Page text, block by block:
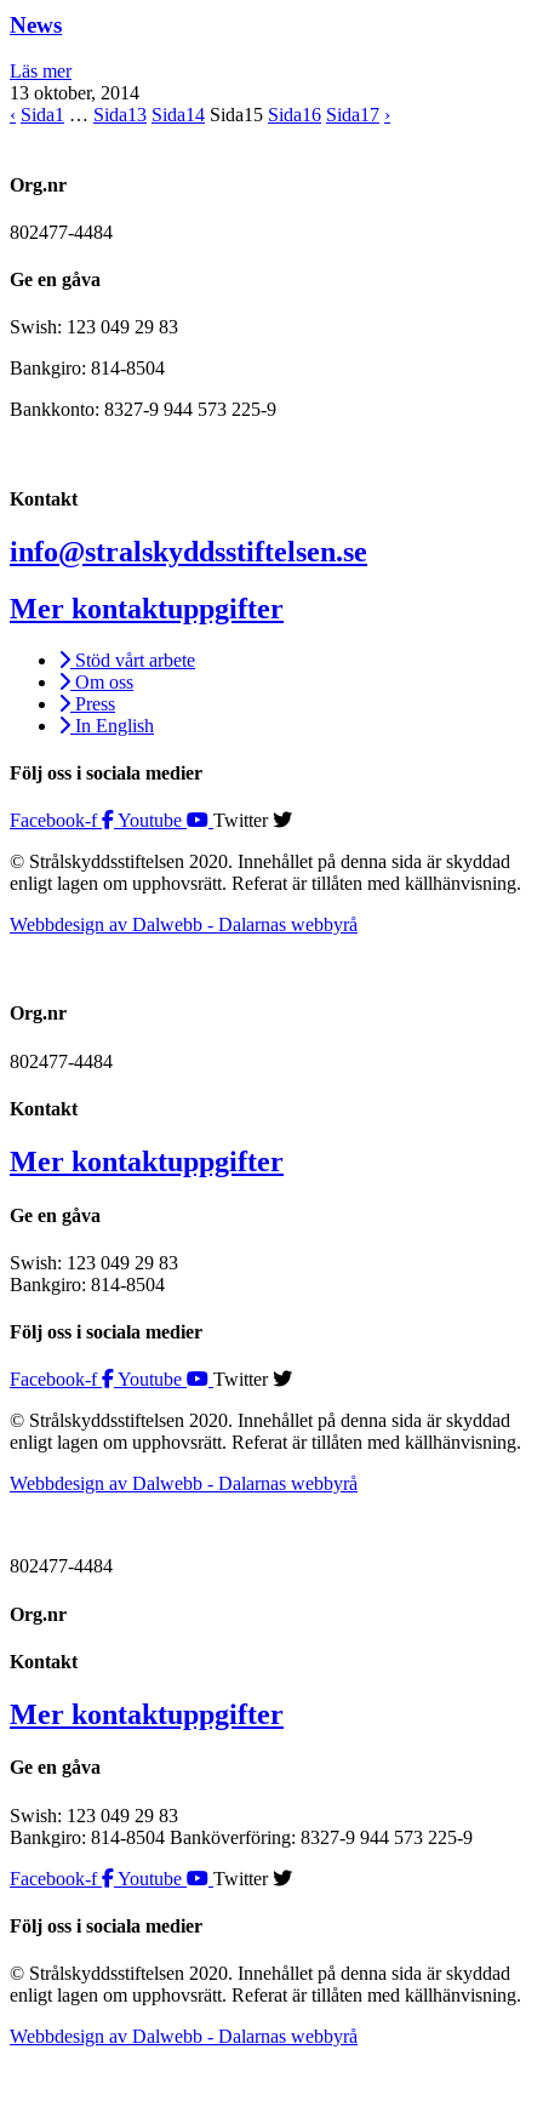
News
Läs mer
13 oktober, 2014
‹ Sida1 … Sida13 Sida14 Sida15 Sida16 Sida17 ›
Org.nr
802477-4484
Ge en gåva
Swish: 123 049 29 83
Bankgiro: 814-8504
Bankkonto: 8327-9 944 573 225-9
Kontakt
info@stralskyddsstiftelsen.se
Mer kontaktuppgifter
Stöd vårt arbete
Om oss
Press
In English
Följ oss i sociala medier
Facebook-f Youtube
Twitter
© Strålskyddsstiftelsen 2020. Innehållet på denna sida är skyddad
enligt lagen om upphovsrätt. Referat är tillåten med källhänvisning.
Webbdesign av Dalwebb - Dalarnas webbyrå
Org.nr
802477-4484
Kontakt
Mer kontaktuppgifter
Ge en gåva
Swish: 123 049 29 83
Bankgiro: 814-8504
Följ oss i sociala medier
Facebook-f Youtube
Twitter
© Strålskyddsstiftelsen 2020. Innehållet på denna sida är skyddad
enligt lagen om upphovsrätt. Referat är tillåten med källhänvisning.
Webbdesign av Dalwebb - Dalarnas webbyrå
802477-4484
Org.nr
Kontakt
Mer kontaktuppgifter
Ge en gåva
Swish: 123 049 29 83
Bankgiro: 814-8504 Banköverföring: 8327-9 944 573 225-9
Facebook-f
Youtube Twitter
Följ oss i sociala medier
© Strålskyddsstiftelsen 2020. Innehållet på denna sida är skyddad
enligt lagen om upphovsrätt. Referat är tillåten med källhänvisning.
Webbdesign av Dalwebb - Dalarnas webbyrå